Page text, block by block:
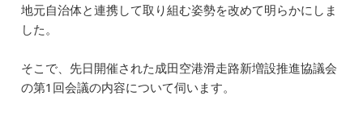
地元自治体と連携して取り組む姿勢を改めて明らかにしま
した。
そこで、先日開催された成田空港滑走路新増設推進協議会
の第1回会議の内容について伺います。